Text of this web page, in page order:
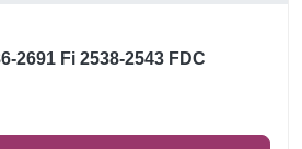
2691 Fi 2538-2543 FDC